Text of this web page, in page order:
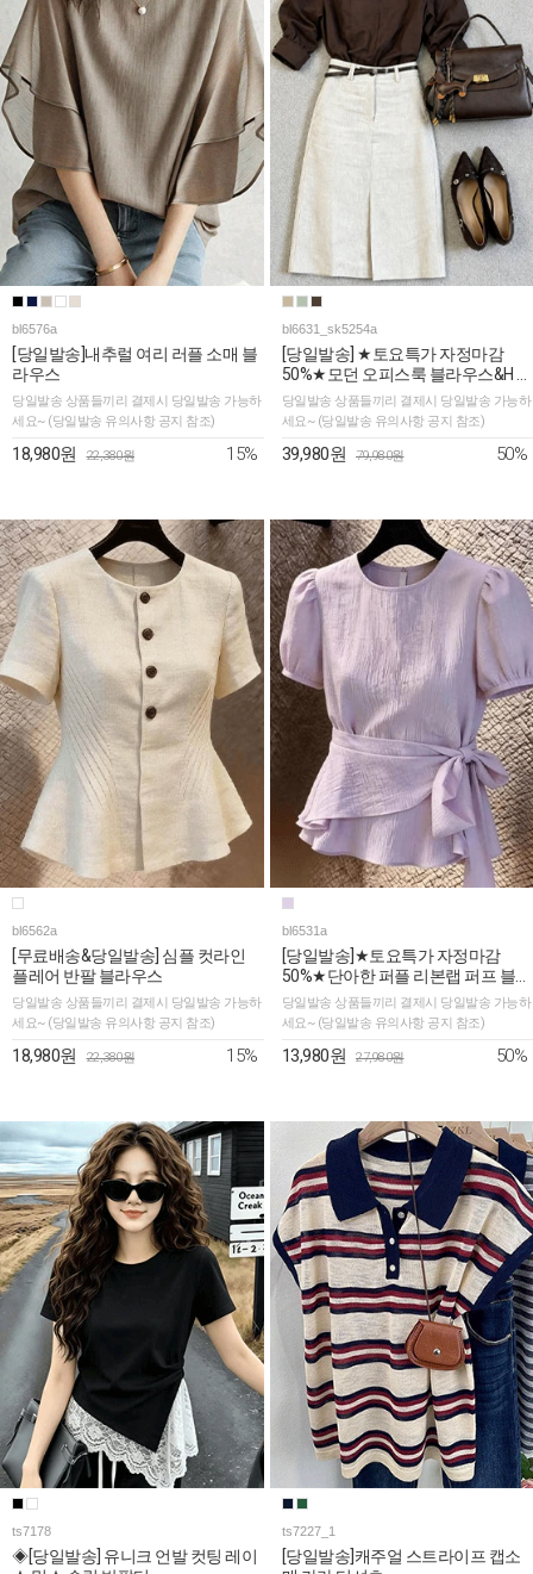
bl6576a
[당일발송]내추럴 여리 러플 소매 블
라우스
당일발송 상품들끼리 결제시 당일발송 가능하
세요~ (당일발송 유의사항 공지 참조)
18,980원 22,380원 15%
bl6631_sk5254a
[당일발송] ★토요특가 자정마감
50%★모던 오피스룩 블라우스&H 스
커트 4SET [스카프&벨트포함]
당일발송 상품들끼리 결제시 당일발송 가능하
세요~ (당일발송 유의사항 공지 참조)
39,980원 79,980원 50%
bl6562a
[무료배송&당일발송] 심플 컷라인
플레어 반팔 블라우스
당일발송 상품들끼리 결제시 당일발송 가능하
세요~ (당일발송 유의사항 공지 참조)
18,980원 22,380원 15%
bl6531a
[당일발송]★토요특가 자정마감
50%★단아한 퍼플 리본랩 퍼프 블라
우스
당일발송 상품들끼리 결제시 당일발송 가능하
세요~ (당일발송 유의사항 공지 참조)
13,980원 27,980원 50%
ts7178
◈[당일발송] 유니크 언발 컷팅 레이
ts7227_1
[당일발송]캐주얼 스트라이프 캡소